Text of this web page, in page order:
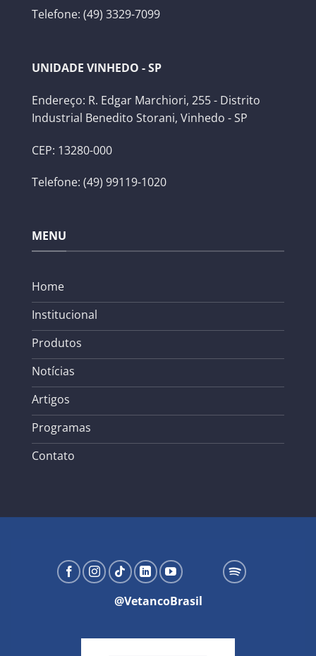
Telefone: (49) 3329-7099
UNIDADE VINHEDO - SP
Endereço: R. Edgar Marchiori, 255 - Distrito
Industrial Benedito Storani, Vinhedo - SP
CEP: 13280-000
Telefone: (49) 99119-1020
MENU
Home
Institucional
Produtos
Notícias
Artigos
Programas
Contato
@VetancoBrasil